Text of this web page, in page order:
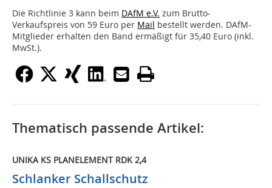
Die Richtlinie 3 kann beim DAfM e.V. zum Brutto-
Verkaufspreis von 59 Euro per Mail bestellt werden. DAfM-
Mitglieder erhalten den Band ermäßigt für 35,40 Euro (inkl.
MwSt.).
Thematisch passende Artikel:
UNIKA KS PLANELEMENT RDK 2,4
Schlanker Schallschutz